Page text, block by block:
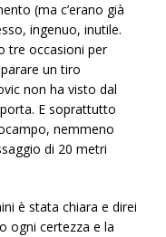
(ma c’erano già
ingenuo, inutile.
tre occasioni per
un tiro
non ha visto dal
E soprattutto
nemmeno
di 20 metri
è stata chiara e direi
ogni certezza e la